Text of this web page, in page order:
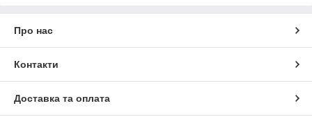
Про нас
Контакти
Доставка та оплата